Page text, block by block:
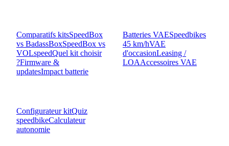
Comparatifs kitsSpeedBox
vs BadassBoxSpeedBox vs
VOLspeedQuel kit choisir
?Firmware &
updatesImpact batterie
Batteries VAESpeedbikes
45 km/hVAE
d'occasionLeasing /
LOAAccessoires VAE
Configurateur kitQuiz
speedbikeCalculateur
autonomie